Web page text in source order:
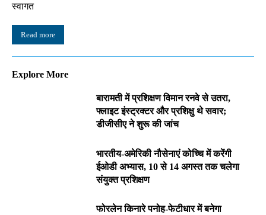
स्वागत
Read more
Explore More
बारामती में प्रशिक्षण विमान रनवे से उतरा,
फ्लाइट इंस्ट्रक्टर और प्रशिक्षु थे सवार;
डीजीसीए ने शुरू की जांच
भारतीय-अमेरिकी नौसेनाएं कोच्चि में करेंगी
ईओडी अभ्यास, 10 से 14 अगस्त तक चलेगा
संयुक्त प्रशिक्षण
फोरलेन किनारे पनोह-फेटीधार में बनेगा